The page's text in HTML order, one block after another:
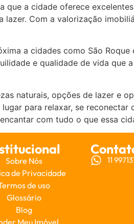
que a cidade oferece
Com a valorização
a cidades como São
e qualidade de vida que
naturais, opções de lazer e
para relaxar, se
com tudo o que essa
Sobre Nós
de Privacidade
de uso
Glossário
Blog
11